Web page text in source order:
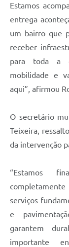
Estamos
entrega
um bairro que
receber
para toda a
mobilidade e
aqui”, afirmou
O secretário
Teixeira,
da intervenção
“Estamos
completamente
serviços
e
garantem
importante